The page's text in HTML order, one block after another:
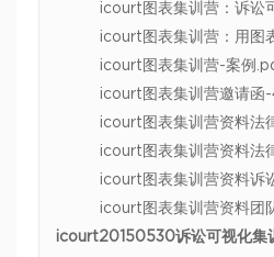
icourt图表集训营：诉讼
icourt图表集训营：用
icourt图表集训营-案例
icourt图表集训营邀请函
icourt图表集训营资料法
icourt图表集训营资料法
icourt图表集训营资料诉
icourt图表集训营资料团
icourt20150530诉讼可视化集